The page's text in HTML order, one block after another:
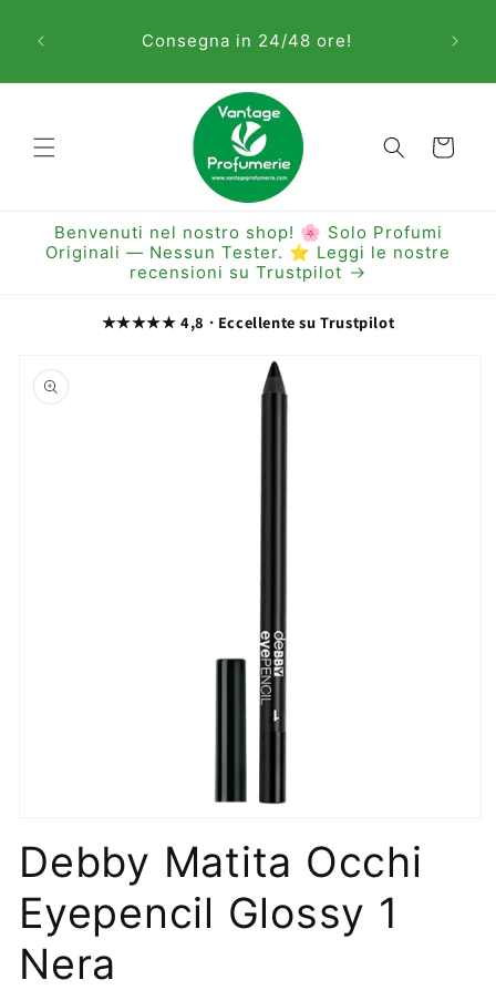
ai contenuti
Consegna in 24/48 ore!
Carrello
Benvenuti nel nostro shop! 🌸 Solo Profumi
Originali — Nessun Tester. ⭐ Leggi le nostre
recensioni su Trustpilot
★★★★★ 4,8 · Eccellente su Trustpilot
informazioni
sul prodotto
multimediali
1
finestra
modale
Debby Matita Occhi
Eyepencil Glossy 1
Nera